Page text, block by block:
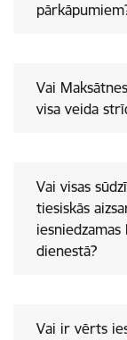
Vai
visa veida
Vai visas
tiesiskās
dienestā?
Vai ir vērts